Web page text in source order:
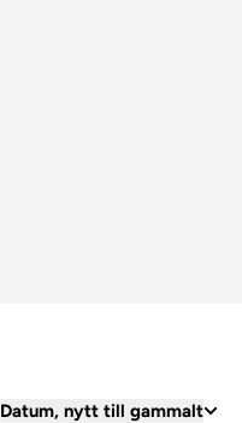
Datum, nytt till gammalt